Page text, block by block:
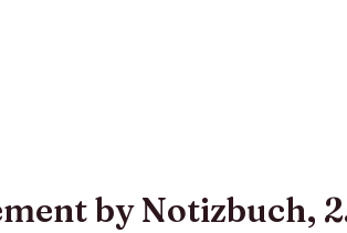
by Notizbuch,